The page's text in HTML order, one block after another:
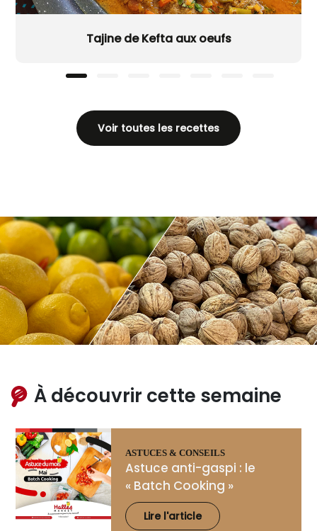
Tajine de Kefta aux oeufs
Voir toutes les recettes
À découvrir cette semaine
ASTUCES & CONSEILS
Astuce anti-gaspi : le
« Batch Cooking »
Lire l'article